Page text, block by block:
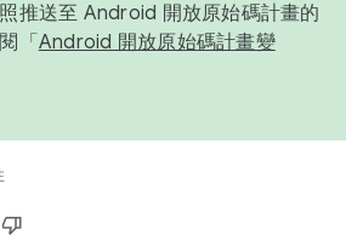
推送至 Android 開放原始碼計畫的
「 Android 開放原始碼計畫變